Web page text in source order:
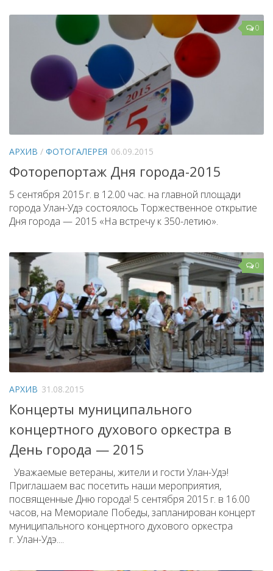
0
АРХИВ / ФОТОГАЛЕРЕЯ 06.09.2015
Фоторепортаж Дня города-2015
5 сентября 2015 г. в 12.00 час. на главной площади
города Улан-Удэ состоялось Торжественное открытие
Дня города — 2015 «На встречу к 350-летию».
0
АРХИВ 31.08.2015
Концерты муниципального
концертного духового оркестра в
День города — 2015
Уважаемые ветераны, жители и гости Улан-Удэ!
Приглашаем вас посетить наши мероприятия,
посвященные Дню города! 5 сентября 2015 г. в 16.00
часов, на Мемориале Победы, запланирован концерт
муниципального концертного духового оркестра
г. Улан-Удэ....